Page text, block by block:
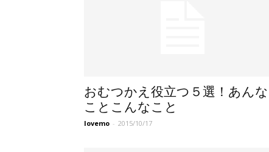
おむつかえ役立つ５選！あんな
ことこんなこと
lovemo - 2015/10/17